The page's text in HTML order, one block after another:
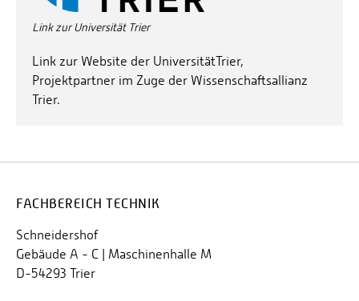
Link zur Universität Trier
Link zur Website der UniversitätTrier,
Projektpartner im Zuge der Wissenschaftsallianz
Trier.
FACHBEREICH TECHNIK
Schneidershof
Gebäude A - C | Maschinenhalle M
D-54293 Trier